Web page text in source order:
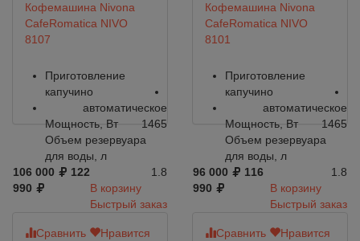
Кофемашина Nivona
CafeRomatica NIVO
8107
Приготовление
капучино
автоматическое
Мощность, Вт
1465
Объем резервуара
для воды, л
1.8
106 000
122
990
В корзину
Быстрый заказ
Кофемашина Nivona
CafeRomatica NIVO
8101
Приготовление
капучино
автоматическое
Мощность, Вт
1465
Объем резервуара
для воды, л
1.8
96 000
116
990
В корзину
Быстрый заказ
Сравнить Нравится Сравнить Нравится